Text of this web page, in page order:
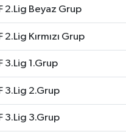
2.Lig Beyaz Grup
2.Lig Kırmızı Grup
3.Lig 1.Grup
3.Lig 2.Grup
3.Lig 3.Grup